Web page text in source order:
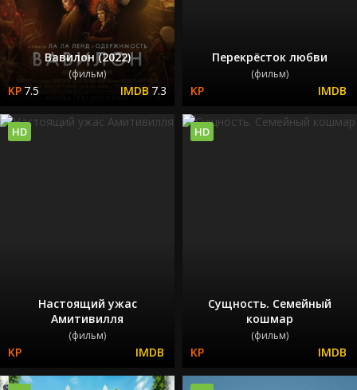
Вавилон (2022)
(фильм)
7.5 7.3
Перекрёсток любви
(фильм)
Настоящий ужас
Амитивилля
(фильм)
HD
Сущность. Семейный
кошмар
(фильм)
HD